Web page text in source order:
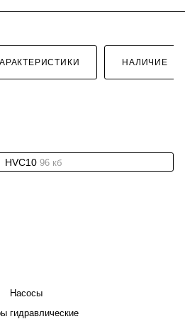
НАЛИЧИЕ
HVC10 96 кб
Насосы
гидравлические